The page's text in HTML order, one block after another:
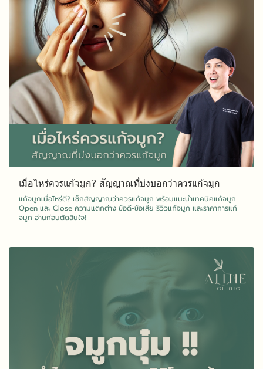
เมื่อไหร่ควรแก้จมูก? สัญญาณที่บ่งบอกว่าควรแก้จมูก
แก้จมูกเมื่อไหร่ดี? เช็กสัญญาณว่าควรแก้จมูก พร้อมแนะนำเทคนิคแก้จมูก
Open และ Close ความแตกต่าง ข้อดี-ข้อเสีย รีวิวแก้จมูก และราคาการแก้
จมูก อ่านก่อนตัดสินใจ!